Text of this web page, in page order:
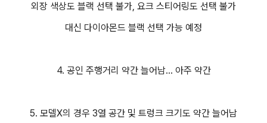
외장 색상도 블랙 선택 불가, 요크 스티어링도 선택 불가
대신 다이아몬드 블랙 선택 가능 예정
4. 공인 주행거리 약간 늘어남... 아주 약간
5. 모델X의 경우 3열 공간 및 트렁크 크기도 약간 늘어남